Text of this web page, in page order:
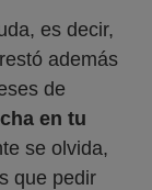
es decir,
además
de
en tu
se olvida,
que pedir